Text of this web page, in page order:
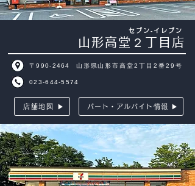
セブン‐イレブン
山形高堂２丁目店
〒990-2464 山形県山形市高堂2丁目2番29号
023-644-5574
店舗地図 ▶ パート・アルバイト情報 ▶